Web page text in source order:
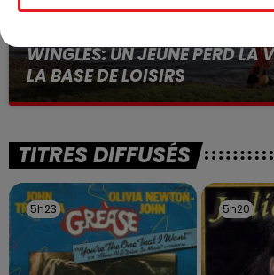
WINGLES: UN JEUNE PERD LA
LA BASE DE LOISIRS
La victime a coulé à pic
TITRES DIFFUSÉS
5h23
5h23 5h20
5h20